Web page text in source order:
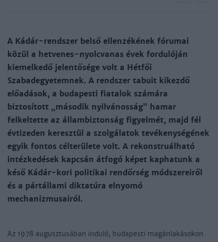
A Kádár-rendszer belső ellenzékének fórumai
közül a hetvenes-nyolcvanas évek fordulóján
kiemelkedő jelentősége volt a Hétfői
Szabadegyetemnek. A rendszer tabuit kikezdő
előadások, a budapesti fiatalok számára
biztosított „második nyilvánosság” hamar
felkeltette az állambiztonság figyelmét, majd fél
évtizeden keresztül a szolgálatok tevékenységének
egyik fontos célterülete volt. A rekonstruálható
intézkedések kapcsán átfogó képet kaphatunk a
késő Kádár-kori politikai rendőrség módszereiről
és a pártállami diktatúra elnyomó
mechanizmusairól.
Az 1978 au­gusz­tu­sá­ban in­du­ló, bu­da­pes­ti ma­gán­la­ká­so­kon